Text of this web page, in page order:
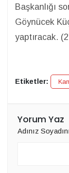
Başkanlığı
Göynücek
yaptıracak.
Etiketler:
Yorum Yaz
Adınız